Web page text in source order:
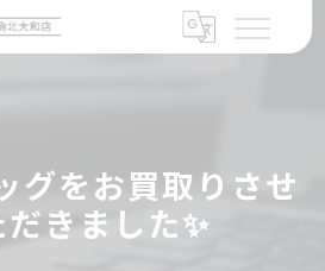
グをお買取りさせ
きました✨